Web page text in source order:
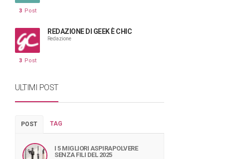
3 Post
REDAZIONE DI GEEK È CHIC
Redazione
3 Post
ULTIMI POST
POST TAG
I 5 MIGLIORI ASPIRAPOLVERE
SENZA FILI DEL 2025